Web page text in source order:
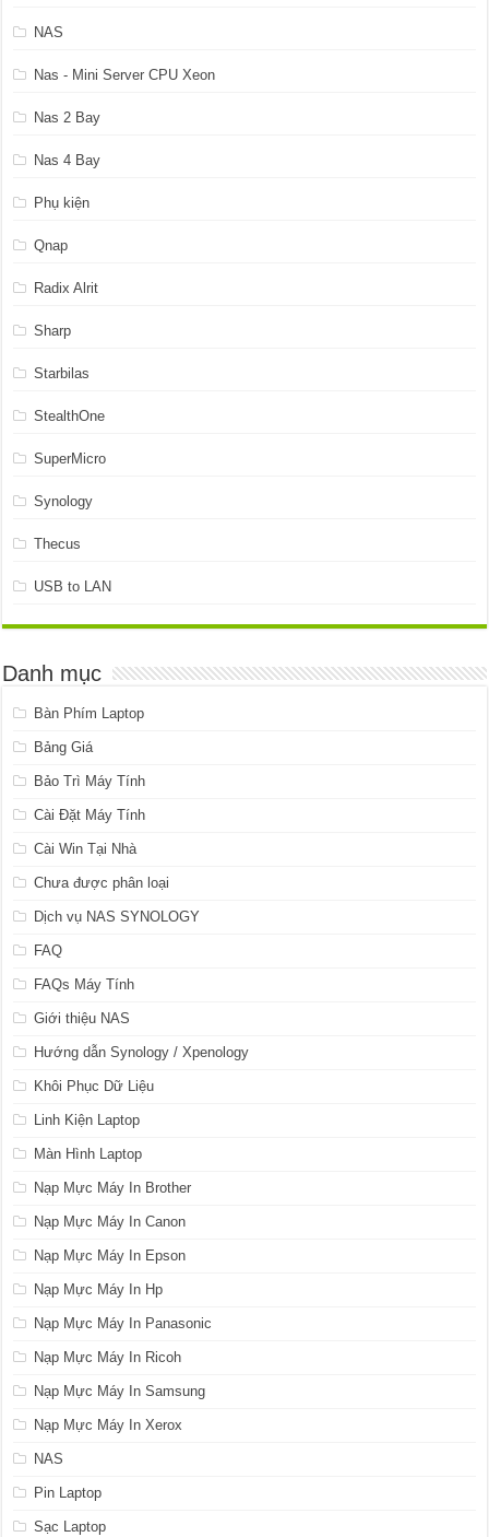
NAS
Nas - Mini Server CPU Xeon
Nas 2 Bay
Nas 4 Bay
Phụ kiện
Qnap
Radix Alrit
Sharp
Starbilas
StealthOne
SuperMicro
Synology
Thecus
USB to LAN
Danh mục
Bàn Phím Laptop
Bảng Giá
Bảo Trì Máy Tính
Cài Đặt Máy Tính
Cài Win Tại Nhà
Chưa được phân loại
Dịch vụ NAS SYNOLOGY
FAQ
FAQs Máy Tính
Giới thiệu NAS
Hướng dẫn Synology / Xpenology
Khôi Phục Dữ Liệu
Linh Kiện Laptop
Màn Hình Laptop
Nạp Mực Máy In Brother
Nạp Mực Máy In Canon
Nạp Mực Máy In Epson
Nạp Mực Máy In Hp
Nạp Mực Máy In Panasonic
Nạp Mực Máy In Ricoh
Nạp Mực Máy In Samsung
Nạp Mực Máy In Xerox
NAS
Pin Laptop
Sạc Laptop